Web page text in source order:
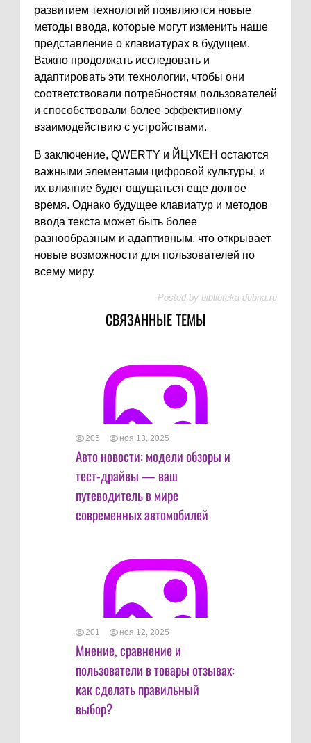
развитием технологий появляются новые
методы ввода, которые могут изменить наше
представление о клавиатурах в будущем.
Важно продолжать исследовать и
адаптировать эти технологии, чтобы они
соответствовали потребностям пользователей
и способствовали более эффективному
взаимодействию с устройствами.
В заключение, QWERTY и ЙЦУКЕН остаются
важными элементами цифровой культуры, и
их влияние будет ощущаться еще долгое
время. Однако будущее клавиатур и методов
ввода текста может быть более
разнообразным и адаптивным, что открывает
новые возможности для пользователей по
всему миру.
Posted by biblioteka-dubna.ru
СВЯЗАННЫЕ ТЕМЫ
205 ноя 13, 2025
Авто новости: модели обзоры и
тест-драйвы — ваш
путеводитель в мире
современных автомобилей
201 ноя 12, 2025
Мнение, сравнение и
пользователи в товары отзывах:
как сделать правильный
выбор?